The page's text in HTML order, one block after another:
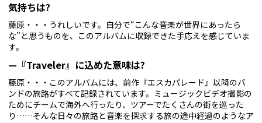
気持ちは?
藤原・・・うれしいです。自分で“こんな音楽が世界にあったら
な”と思うものを、このアルバムに収録できた手応えを感じていま
す。
—『Traveler』に込めた意味は?
藤原・・・このアルバムには、前作『エスカパレード』以降のバ
ンドの旅路がすべて記録されています。ミュージックビデオ撮影の
ためにチームで海外へ行ったり、ツアーでたくさんの街を巡った
り……そんな日々の旅路と音楽を探求する旅の途中経過のようなア